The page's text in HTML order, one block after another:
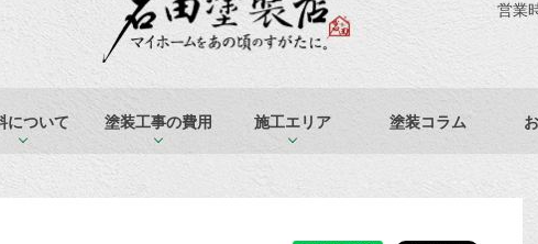
営業
について 塗装工事の費用 施工エリア 塗装コラム